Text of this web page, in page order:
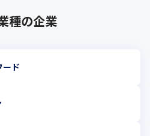
種の企業
ード